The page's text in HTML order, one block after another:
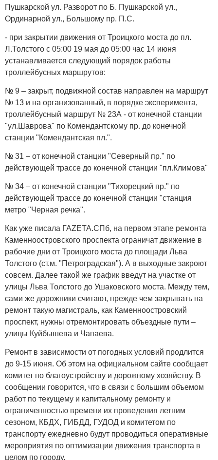
Пушкарской ул. Разворот по Б. Пушкарской ул.,
Ординарной ул., Большому пр. П.С.
- при закрытии движения от Троицкого моста до пл.
Л.Толстого с 05:00 19 мая до 05:00 час 14 июня
устанавливается следующий порядок работы
троллейбусных маршрутов:
№ 9 – закрыт, подвижной состав направлен на маршрут
№ 13 и на организованный, в порядке эксперимента,
троллейбусный маршрут № 23А - от конечной станции
"ул.Шаврова" по Комендантскому пр. до конечной
станции "Комендантская пл.".
№ 31 – от конечной станции "Северный пр." по
действующей трассе до конечной станции "пл.Климова"
№ 34 – от конечной станции "Тихорецкий пр." по
действующей трассе до конечной станции "станция
метро "Черная речка".
Как уже писала ГАZЕТА.СПб, на первом этапе ремонта
Каменноостровского проспекта ограничат движение в
рабочие дни от Троицкого моста до площади Льва
Толстого (ст.м. "Петроградская"). А в выходные закроют
совсем. Далее такой же график введут на участке от
улицы Льва Толстого до Ушаковского моста. Между тем,
сами же дорожники считают, прежде чем закрывать на
ремонт такую магистраль, как Каменноостровский
проспект, нужны отремонтировать объездные пути –
улицы Куйбышева и Чапаева.
Ремонт в зависимости от погодных условий продлится
до 9-15 июня. Об этом на официальном сайте сообщает
комитет по благоустройству и дорожному хозяйству. В
сообщении говорится, что в связи с большим объемом
работ по текущему и капитальному ремонту и
ограниченностью времени их проведения летним
сезоном, КБДХ, ГИБДД, ГУДОД и комитетом по
транспорту ежедневно будут проводиться оперативные
мероприятия по оптимизации движения транспорта в
целом по городу.